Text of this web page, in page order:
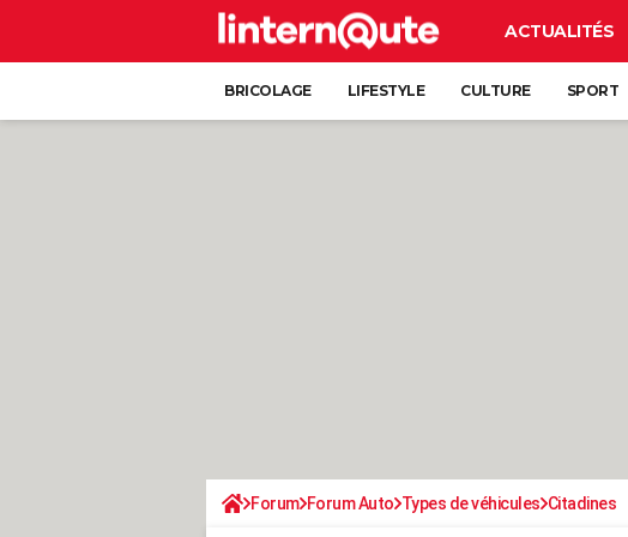
ACTUALITÉS
BRICOLAGE LIFESTYLE CULTURE SPORT
Forum Forum Auto Types de véhicules Citadines